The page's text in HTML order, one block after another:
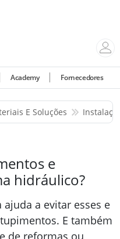
Academy Fornecedores
E Soluções
e
hidráulico?
a evitar esses e
E também
de reformas ou